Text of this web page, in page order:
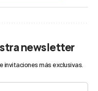
newsletter
invitaciones más exclusivas.